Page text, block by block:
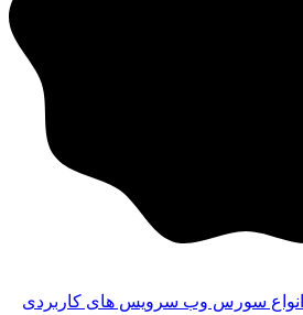
انواع سورس وب سرویس های کاربردی